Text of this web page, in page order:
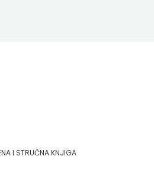
I STRUČNA KNJIGA